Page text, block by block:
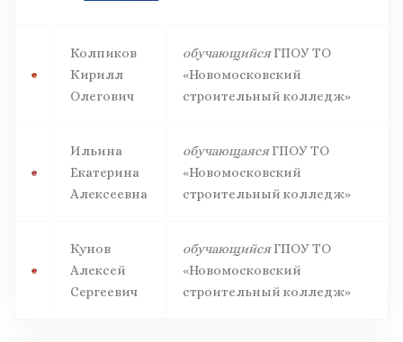
Колпиков
Кирилл
Олегович
обучающийсяГПОУ ТО
«Новомосковский
строительный колледж»
Ильина
Екатерина
Алексеевна
обучающаясяГПОУ ТО
«Новомосковский
строительный колледж»
Кунов
Алексей
Сергеевич
обучающийсяГПОУ ТО
«Новомосковский
строительный колледж»